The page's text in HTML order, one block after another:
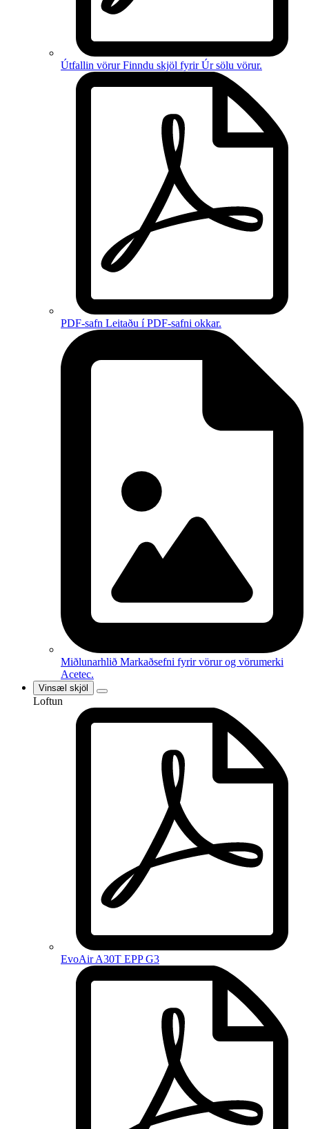
Útfallin vörur Finndu skjöl fyrirÚr sölu vörur.
PDF-safn Leitaðu í PDF-safni okkar.
Miðlunarhlið Markaðsefni fyrir vörur og vörumerki
Acetec.
Vinsæl skjöl
Loftun
EvoAir A30T EPP G3